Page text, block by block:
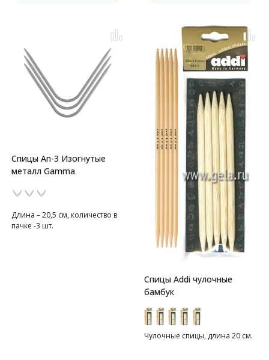
Спицы An-3 Изогнутые
металл Gamma
Длина – 20,5 см, количество в
пачке -3 шт.
Спицы Addi чулочные
бамбук
Чулочные спицы, длина 20 см.